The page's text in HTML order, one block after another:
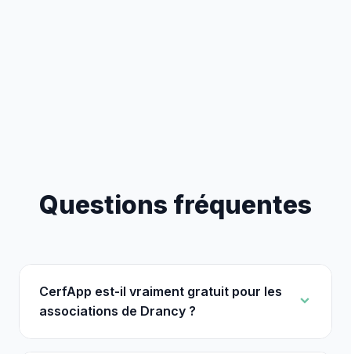
Questions fréquentes
CerfApp est-il vraiment gratuit pour les
associations de Drancy ?